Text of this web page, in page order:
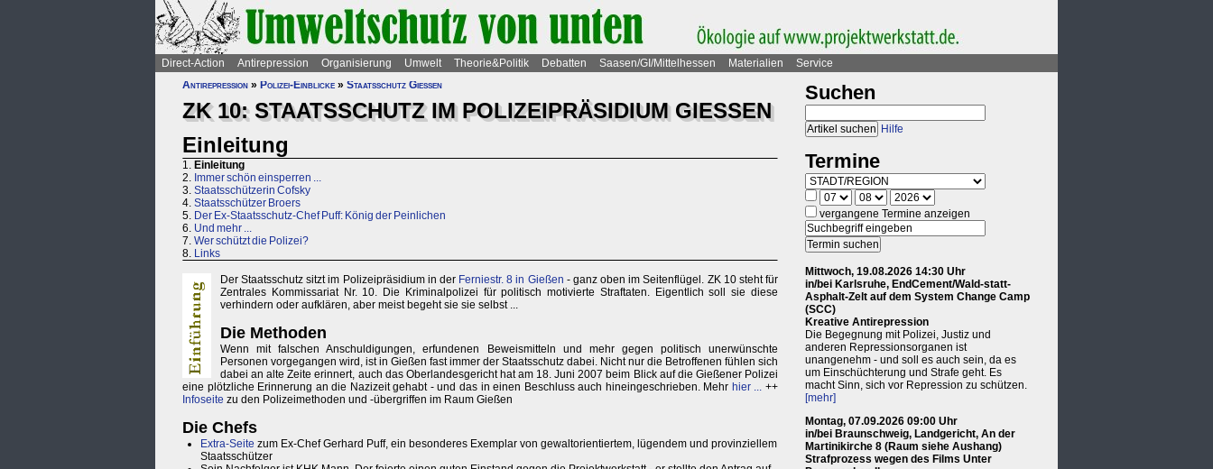
Direct-Action Antirepression Organisierung Umwelt Theorie&Politik Debatten Saasen/GI/Mittelhessen Materialien
Service
Antirepression » Polizei-Einblicke » Staatsschutz Gießen
ZK 10: STAATSSCHUTZ IM POLIZEIPRÄSIDIUM GIESSEN
Einleitung
1. Einleitung
2. Immer schön einsperren ...
3. Staatsschützerin Cofsky
4. Staatsschützer Broers
5. Der Ex-Staatsschutz-Chef Puff: König der Peinlichen
6. Und mehr ...
7. Wer schützt die Polizei?
8. Links
Der Staatsschutz sitzt im Polizeipräsidium in der Ferniestr. 8 in Gießen - ganz oben im Seitenflügel. ZK 10 steht für
Zentrales Kommissariat Nr. 10. Die Kriminalpolizei für politisch motivierte Straftaten. Eigentlich soll sie diese
verhindern oder aufklären, aber meist begeht sie sie selbst ...
Die Methoden
Wenn mit falschen Anschuldigungen, erfundenen Beweismitteln und mehr gegen politisch unerwünschte
Personen vorgegangen wird, ist in Gießen fast immer der Staatsschutz dabei. Nicht nur die Betroffenen fühlen sich
dabei an alte Zeite erinnert, auch das Oberlandesgericht hat am 18. Juni 2007 beim Blick auf die Gießener Polizei
eine plötzliche Erinnerung an die Nazizeit gehabt - und das in einen Beschluss auch hineingeschrieben. Mehr hier ... ++
Infoseite zu den Polizeimethoden und -übergriffen im Raum Gießen
Die Chefs
Extra-Seite zum Ex-Chef Gerhard Puff, ein besonderes Exemplar von gewaltorientiertem, lügendem und provinziellem
Staatsschützer
Suchen
Hilfe
Termine
vergangene Termine anzeigen
Mittwoch, 19.08.2026 14:30 Uhr
in/bei Karlsruhe, EndCement/Wald-statt-
Asphalt-Zelt auf dem System Change Camp
(SCC)
Kreative Antirepression
Die Begegnung mit Polizei, Justiz und
anderen Repressionsorganen ist
unangenehm - und soll es auch sein, da es
um Einschüchterung und Strafe geht. Es
macht Sinn, sich vor Repression zu schützen.
[mehr]
Montag, 07.09.2026 09:00 Uhr
in/bei Braunschweig, Landgericht, An der
Martinikirche 8 (Raum siehe Aushang)
Strafprozess wegen des Films Unter